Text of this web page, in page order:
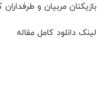
بازیکنان مربیان و
لینک دانلود کامل مقاله